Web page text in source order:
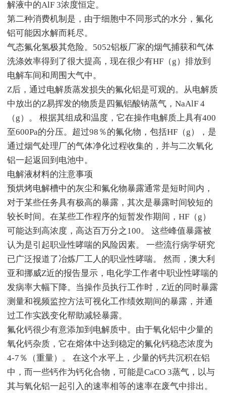
解液中的AlF 3浓度恒定。
第二种消费机制是，由于细胞中不同形式的水分，氟化
铝可能因水解而耗尽。
气态氟化氢极其危险。5052铝板厂家的烟气捕获和气体
洗涤效率得到了很大提高，现在很少有HF（g）排放到
电解车间和周围大气中。
Z后，通过电解质蒸发损失的氟化铝是可观的。从电解质
中放出的Z易挥发的物质是四氟铝酸钠蒸气，NaAlF 4
（g）。 根据其组成和温度，它在操作电解质上具有400
至600Pa的分压。超过98％的氟化物，包括HF（g），是
通过烟气处理厂的气体净化过程收集的，并与二次氧化
铝一起返回到电池中。
电解液材料的注意事项
预烘烤电解槽中的灰尘和氟化物暴露通常是短时间内，
对于某些任务具有极高的暴露，其次是暴露时间较短的
较长时间。在某些工作程序的短暂发作期间，HF（g）
可能达到高浓度，高达百万分之100。 这些峰值暴露被
认为是引起职业性哮喘的风险因素。 一些流行病学研究
已广泛报道了冶炼厂工人的职业性哮喘。 然而，澳大利
亚和挪威Z近的报告显示，电化学工作者中职业性哮喘的
发病率大幅下降。当操作员执行工作时，Z近的同时暴露
测量和视频监控方法可视化工作绩效期间的暴露，并通
过工作实践变化帮助减轻暴露。
氟化钙很少有意添加到电解质中。由于氧化铝中少量的
氧化钙杂质，它在熔体中达到稳定的氟化钙稳态浓度为
4-7％（重量）。 在这个水平上，少量的钙共沉积在铝
中，而一些钙作为钙化合物，可能是CaCO 3蒸气，以与
其与氧化铝一起引入的速率相等的速率在废气中排出。